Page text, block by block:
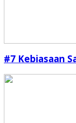
#7 Kebiasaan